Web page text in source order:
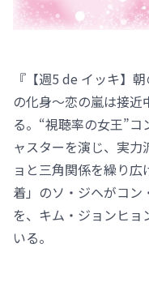
『【週5 de イッキ】
の化身～恋の嵐は接
る。“視聴率の女王”
ャスターを演じ、実
ョと三角関係を繰り
着」のソ・ジヘがコン
を、キム・ジョンヒ
いる。